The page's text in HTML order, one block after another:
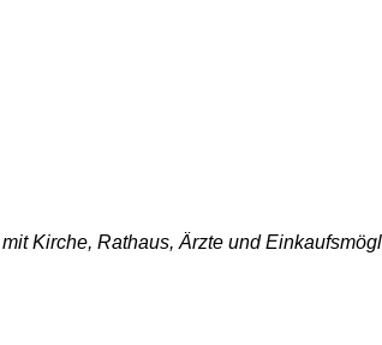
Kirche, Rathaus, Ärzte und